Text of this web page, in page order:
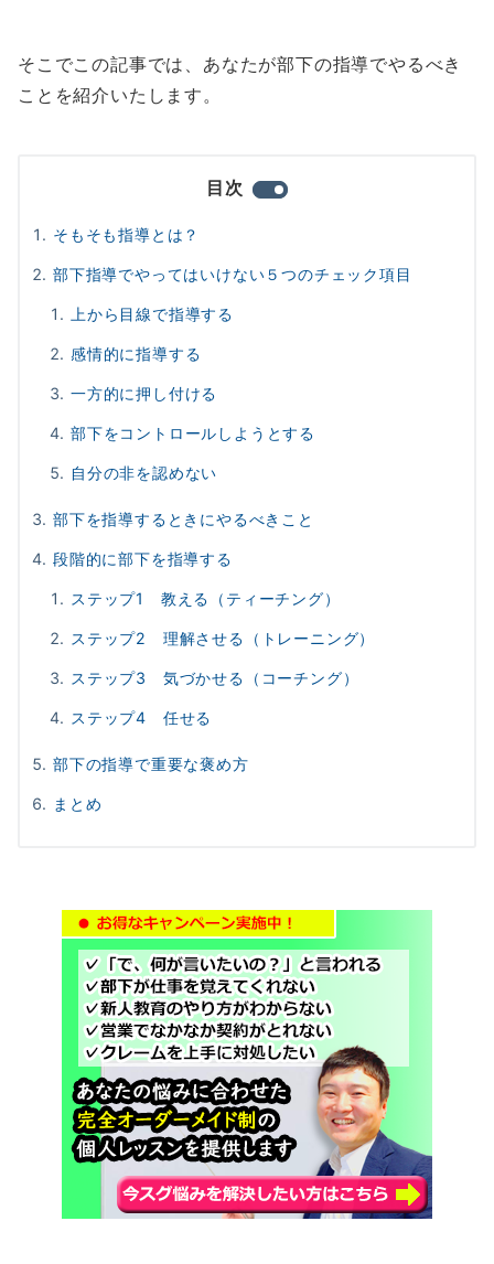
そこでこの記事では、あなたが部下の指導でやるべき
ことを紹介いたします。
目次
そもそも指導とは？
部下指導でやってはいけない５つのチェック項目
上から目線で指導する
感情的に指導する
一方的に押し付ける
部下をコントロールしようとする
自分の非を認めない
部下を指導するときにやるべきこと
段階的に部下を指導する
ステップ1 教える（ティーチング）
ステップ2 理解させる（トレーニング）
ステップ3 気づかせる（コーチング）
ステップ4 任せる
部下の指導で重要な褒め方
まとめ